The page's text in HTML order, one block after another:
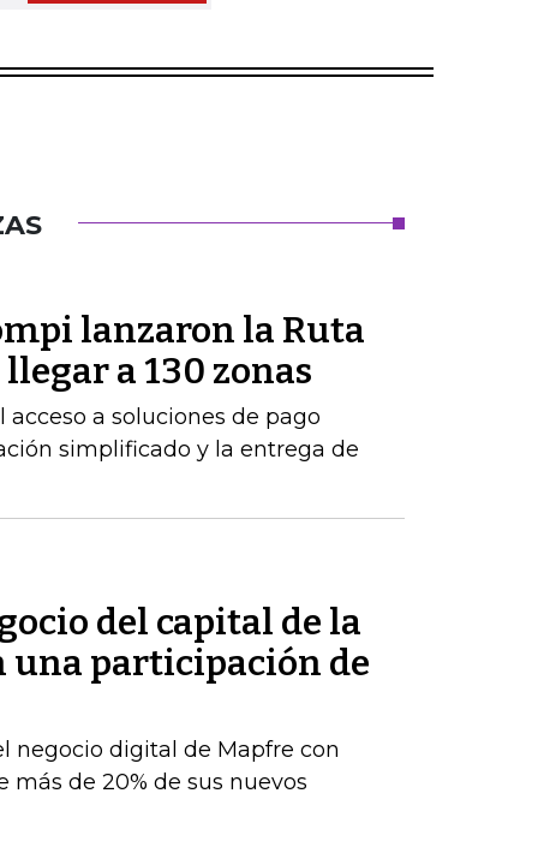
lanzaron la Ruta
a 130 zonas
a soluciones de pago
simplificado y la entrega de
del capital de la
una participación de
negocio digital de Mapfre con
de 20% de sus nuevos